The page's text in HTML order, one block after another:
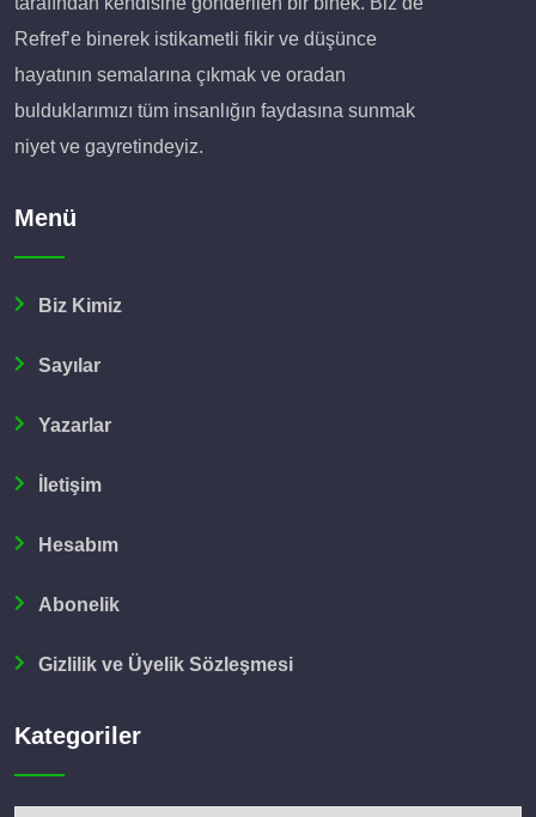
Refref’e binerek istikametli fikir ve düşünce
hayatının semalarına çıkmak ve oradan
bulduklarımızı tüm insanlığın faydasına sunmak
niyet ve gayretindeyiz.
Menü
Biz Kimiz
Sayılar
Yazarlar
İletişim
Hesabım
Abonelik
Gizlilik ve Üyelik Sözleşmesi
Kategoriler